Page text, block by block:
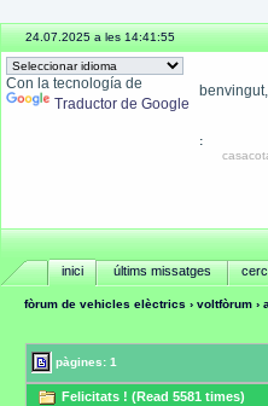
24.07.2025 a les 14:41:55
Con la tecnología de
Traductor de Google
:
inici últims missatges
fòrum de vehicles elèctrics › voltfòrum ›
pàgines: 1
Felicitats ! (Read 5581 times)